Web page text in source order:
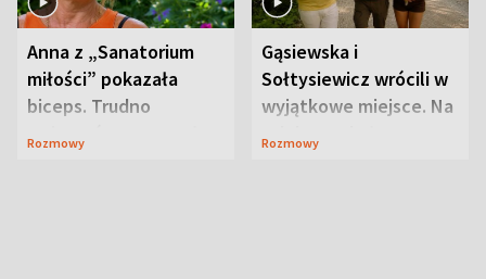
Anna z „Sanatorium
miłości” pokazała
biceps. Trudno
uwierzyć, co przeszła
Rozmowy
Gąsiewska i
Sołtysiewicz wrócili w
wyjątkowe miejsce. Na
szlaku czekał
Rozmowy